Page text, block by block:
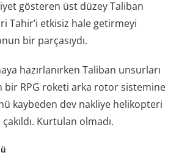
gösteren üst düzey Taliban
Tahir’i etkisiz hale getirmeyi
bir parçasıydı.
hazırlanırken Taliban unsurları
bir RPG roketi arka rotor sistemine
kaybeden dev nakliye helikopteri
Kurtulan olmadı.